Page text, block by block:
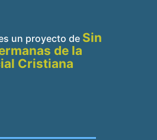
un proyecto de Sin
de la
Cristiana